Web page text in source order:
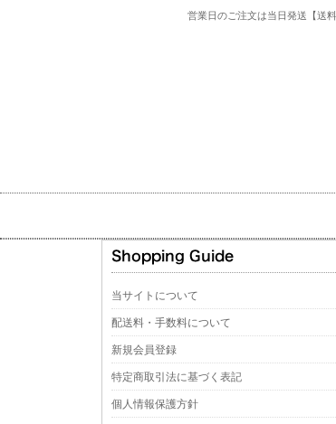
営業日のご注文は当日発送【送
当サイトについて
配送料・手数料について
新規会員登録
特定商取引法に基づく表記
個人情報保護方針